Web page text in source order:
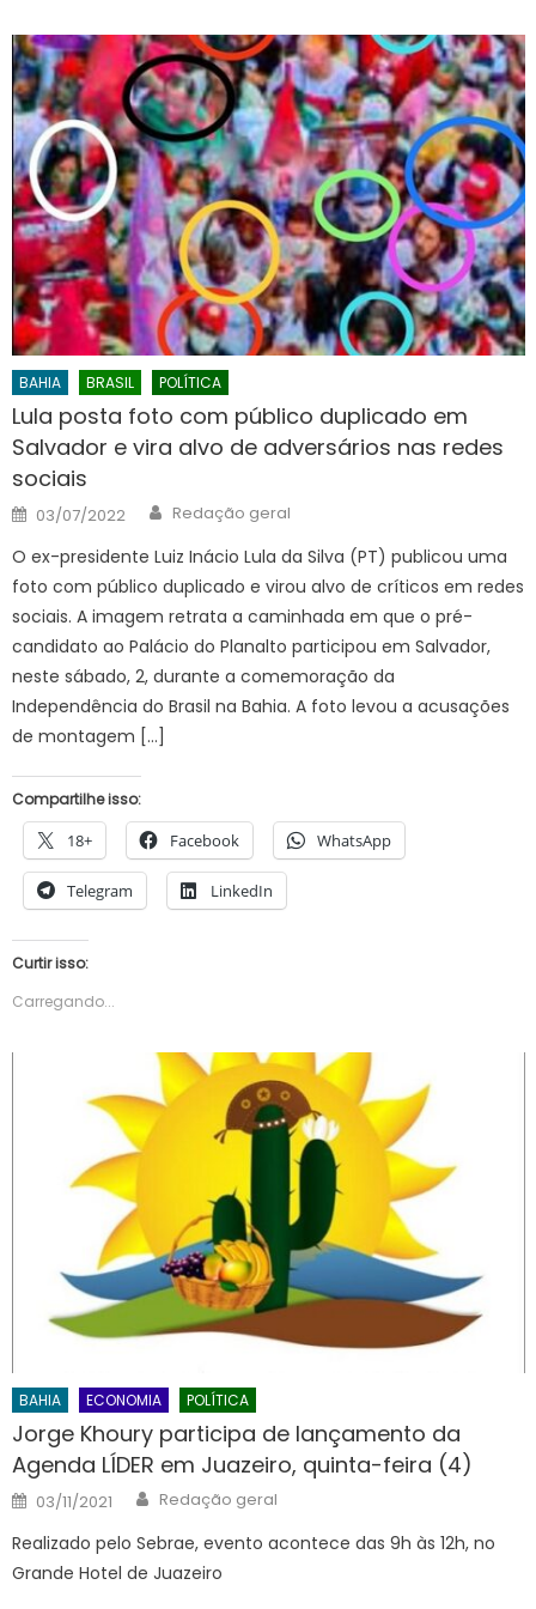
BAHIA BRASIL POLÍTICA
Lula posta foto com público duplicado em
Salvador e vira alvo de adversários nas redes
sociais
Posted
on
03/07/2022 Author
Redação geral
O ex-presidente Luiz Inácio Lula da Silva (PT) publicou uma
foto com público duplicado e virou alvo de críticos em redes
sociais. A imagem retrata a caminhada em que o pré-
candidato ao Palácio do Planalto participou em Salvador,
neste sábado, 2, durante a comemoração da
Independência do Brasil na Bahia. A foto levou a acusações
de montagem […]
Compartilhe isso:
18+ Facebook WhatsApp
Telegram LinkedIn
Curtir isso:
Carregando...
BAHIA ECONOMIA POLÍTICA
Jorge Khoury participa de lançamento da
Agenda LÍDER em Juazeiro, quinta-feira (4)
Posted
on
03/11/2021 Author
Redação geral
Realizado pelo Sebrae, evento acontece das 9h às 12h, no
Grande Hotel de Juazeiro